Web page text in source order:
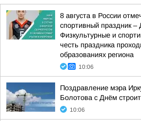
8 августа в России
спортивный праздник –
Физкультурные и
честь праздника
образованиях региона
10:06
Поздравление мэра
Болотова с Днём
10:06